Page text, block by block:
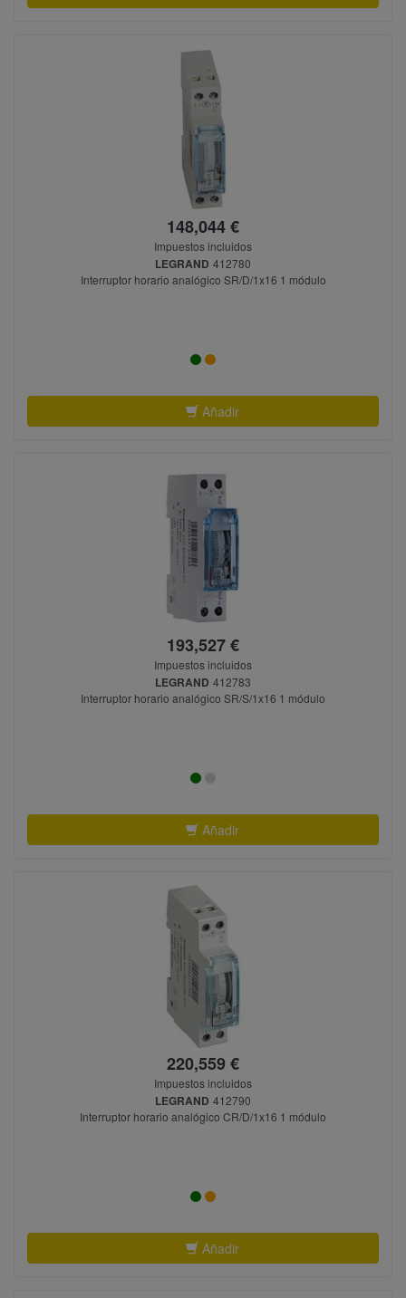
148,044 €
Impuestos incluidos
LEGRAND 412780
Interruptor horario analógico SR/D/1x16 1 módulo
Añadir
193,527 €
Impuestos incluidos
LEGRAND 412783
Interruptor horario analógico SR/S/1x16 1 módulo
Añadir
220,559 €
Impuestos incluidos
LEGRAND 412790
Interruptor horario analógico CR/D/1x16 1 módulo
Añadir